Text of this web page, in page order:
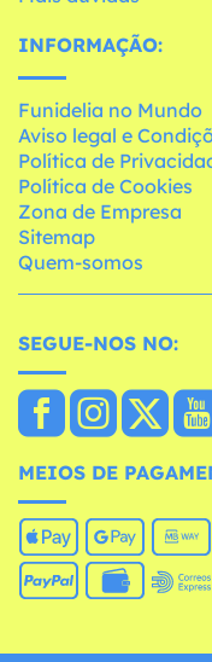
INFORMAÇÃO:
Funidelia no Mundo
Aviso legal e
Política de
Política de Cookies
Zona de Empresa
Sitemap
Quem-somos
SEGUE-NOS NO:
MEIOS DE